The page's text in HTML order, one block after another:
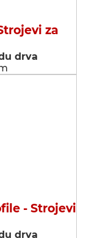
za
drva
- Strojevi
drva